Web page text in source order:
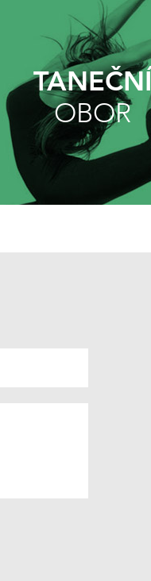
TANEČNÍ
OBOR